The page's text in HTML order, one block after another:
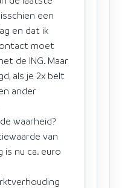
een
en dat ik
moet
de ING. Maar
als je 2x belt
ander
waarheid?
van
is nu ca. euro